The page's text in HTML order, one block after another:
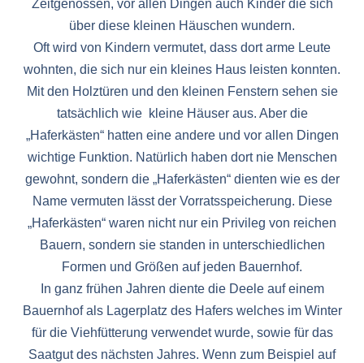
Zeitgenossen, vor allen Dingen auch Kinder die sich
über diese kleinen Häuschen wundern.
Oft wird von Kindern vermutet, dass dort arme Leute
wohnten, die sich nur ein kleines Haus leisten konnten.
Mit den Holztüren und den kleinen Fenstern sehen sie
tatsächlich wie kleine Häuser aus. Aber die
„Haferkästen“ hatten eine andere und vor allen Dingen
wichtige Funktion. Natürlich haben dort nie Menschen
gewohnt, sondern die „Haferkästen“ dienten wie es der
Name vermuten lässt der Vorratsspeicherung. Diese
„Haferkästen“ waren nicht nur ein Privileg von reichen
Bauern, sondern sie standen in unterschiedlichen
Formen und Größen auf jeden Bauernhof.
In ganz frühen Jahren diente die Deele auf einem
Bauernhof als Lagerplatz des Hafers welches im Winter
für die Viehfütterung verwendet wurde, sowie für das
Saatgut des nächsten Jahres. Wenn zum Beispiel auf